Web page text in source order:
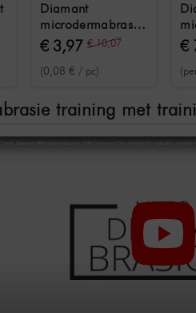
Diamant
microdermabrasie
katoen filter 50
stuks
€ 3,97 € 10,07
(0,08 € / pc)
€
training met